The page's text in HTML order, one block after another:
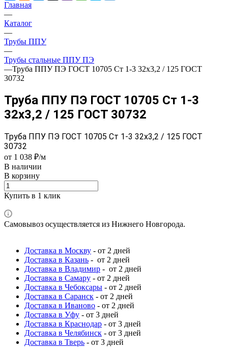
Главная
—
Каталог
—
Трубы ППУ
—
Трубы стальные ППУ ПЭ
—Труба ППУ ПЭ ГОСТ 10705 Ст 1-3 32x3,2 / 125 ГОСТ
30732
Труба ППУ ПЭ ГОСТ 10705 Ст 1-3
32x3,2 / 125 ГОСТ 30732
Труба ППУ ПЭ ГОСТ 10705 Ст 1-3 32x3,2 / 125 ГОСТ
30732
от 1 038 ₽/м
В наличии
В корзину
Купить в 1 клик
Самовывоз осуществляется из Нижнего Новгорода.
Доставка в Москву - от 2 дней
Доставка в Казань - от 2 дней
Доставка в Владимир - от 2 дней
Доставка в Самару - от 2 дней
Доставка в Чебоксары - от 2 дней
Доставка в Саранск - от 2 дней
Доставка в Иваново - от 2 дней
Доставка в Уфу - от 3 дней
Доставка в Краснодар - от 3 дней
Доставка в Челябинск - от 3 дней
Доставка в Тверь - от 3 дней